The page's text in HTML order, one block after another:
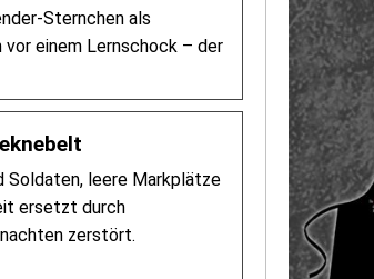
Sternchen als
einem Lernschock – der
Soldaten, leere Markplätze
ersetzt durch
zerstört.